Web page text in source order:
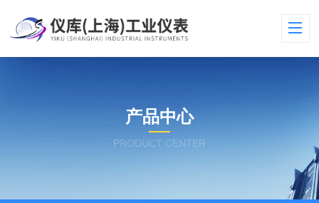
产品中心
PRODUCT CENTER